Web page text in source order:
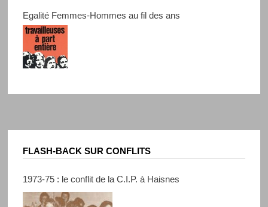
Egalité Femmes-Hommes au fil des ans
FLASH-BACK SUR CONFLITS
1973-75 : le conflit de la C.I.P. à Haisnes